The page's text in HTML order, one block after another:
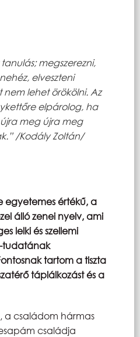
megszerezni,
elveszteni
lehet örökölni. Az
elpárolog, ha
meg újra meg
/Kodály Zoltán/
egyetemes értékű, a
álló zenei nyelv, ami
lelki és szellemi
tudatának
tartom a tiszta
táplálkozást és a
a családom hármas
családja